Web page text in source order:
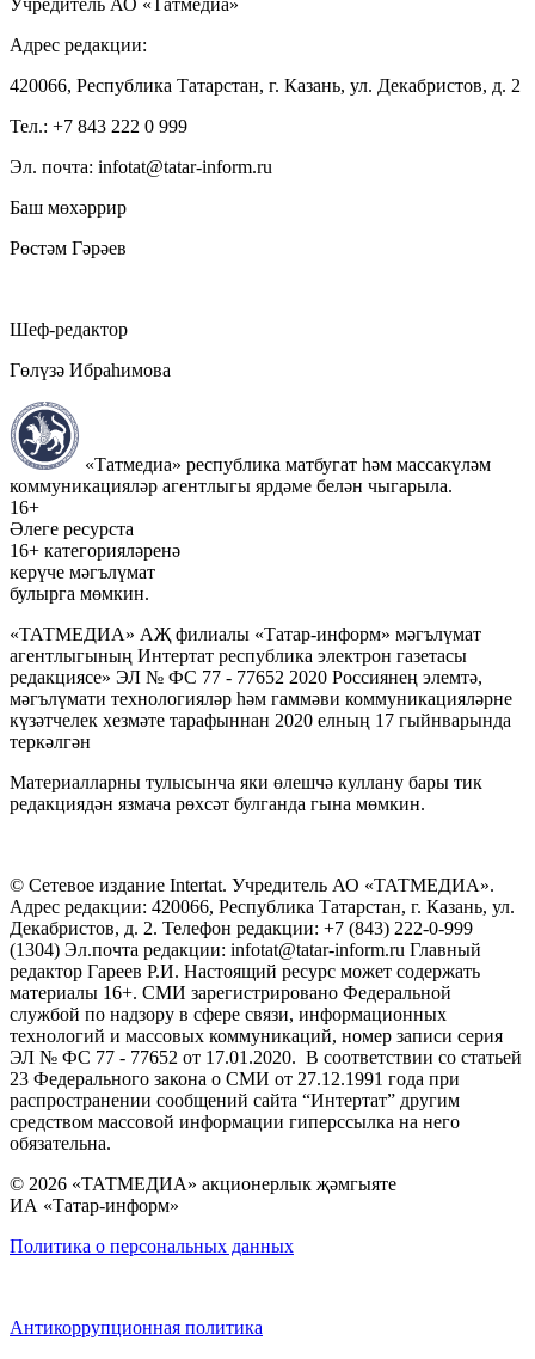
Учредитель АО «Татмедиа»
Адрес редакции:
420066, Республика Татарстан, г. Казань, ул. Декабристов, д. 2
Тел.: +7 843 222 0 999
Эл. почта: infotat@tatar-inform.ru
Баш мөхәррир
Рөстәм Гәрәев
Шеф-редактор
Гөлүзә Ибраһимова
«Татмедиа» республика матбугат һәм массакүләм
коммуникацияләр агентлыгы ярдәме белән чыгарыла.
16+
Әлеге ресурста
16+ категорияләренә
керүче мәгълүмат
булырга мөмкин.
«ТАТМЕДИА» АҖ филиалы «Татар-информ» мәгълүмат
агентлыгының Интертат республика электрон газетасы
редакциясе» ЭЛ № ФС 77 - 77652 2020 Россиянең элемтә,
мәгълүмати технологияләр һәм гаммәви коммуникацияләрне
күзәтчелек хезмәте тарафыннан 2020 елның 17 гыйнварында
теркәлгән
Материалларны тулысынча яки өлешчә куллану бары тик
редакциядән язмача рөхсәт булганда гына мөмкин.
© Сетевое издание Intertat. Учредитель АО «ТАТМЕДИА».
Адрес редакции: 420066, Республика Татарстан, г. Казань, ул.
Декабристов, д. 2. Телефон редакции: +7 (843) 222-0-999
(1304) Эл.почта редакции: infotat@tatar-inform.ru Главный
редактор Гареев Р.И. Настоящий ресурс может содержать
материалы 16+. СМИ зарегистрировано Федеральной
службой по надзору в сфере связи, информационных
технологий и массовых коммуникаций, номер записи серия
ЭЛ № ФС 77 - 77652 от 17.01.2020. В соответствии со статьей
23 Федерального закона о СМИ от 27.12.1991 года при
распространении сообщений сайта “Интертат” другим
средством массовой информации гиперссылка на него
обязательна.
© 2026 «ТАТМЕДИА» акционерлык җәмгыяте
ИА «Татар-информ»
Политика о персональных данных
Антикоррупционная политика